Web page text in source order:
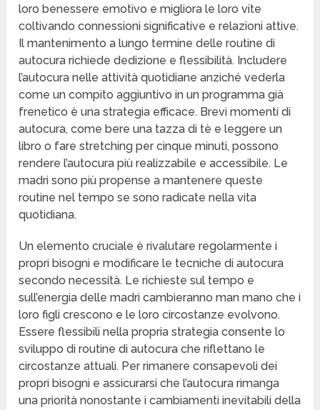
loro benessere emotivo e migliora le loro vite
coltivando connessioni significative e relazioni attive.
Il mantenimento a lungo termine delle routine di
autocura richiede dedizione e flessibilità. Includere
l’autocura nelle attività quotidiane anziché vederla
come un compito aggiuntivo in un programma già
frenetico è una strategia efficace. Brevi momenti di
autocura, come bere una tazza di tè e leggere un
libro o fare stretching per cinque minuti, possono
rendere l’autocura più realizzabile e accessibile. Le
madri sono più propense a mantenere queste
routine nel tempo se sono radicate nella vita
quotidiana.
Un elemento cruciale è rivalutare regolarmente i
propri bisogni e modificare le tecniche di autocura
secondo necessità. Le richieste sul tempo e
sull’energia delle madri cambieranno man mano che i
loro figli crescono e le loro circostanze evolvono.
Essere flessibili nella propria strategia consente lo
sviluppo di routine di autocura che riflettano le
circostanze attuali. Per rimanere consapevoli dei
propri bisogni e assicurarsi che l’autocura rimanga
una priorità nonostante i cambiamenti inevitabili della